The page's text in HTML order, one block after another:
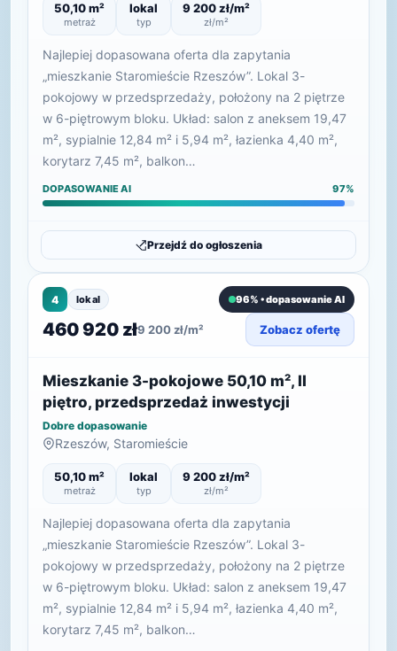
50,10 m²
metraż
lokal
typ
9 200 zł/m²
zł/m²
Najlepiej dopasowana oferta dla zapytania
„mieszkanie Staromieście Rzeszów”. Lokal 3-
pokojowy w przedsprzedaży, położony na 2 piętrze
w 6-piętrowym bloku. Układ: salon z aneksem 19,47
m², sypialnie 12,84 m² i 5,94 m², łazienka 4,40 m²,
korytarz 7,45 m², balkon…
DOPASOWANIE AI 97%
Przejdź do ogłoszenia
4 lokal 96% • dopasowanie AI
460 920 zł9 200 zł/m² Zobacz ofertę
Mieszkanie 3-pokojowe 50,10 m², II
piętro, przedsprzedaż inwestycji
Dobre dopasowanie
Rzeszów, Staromieście
50,10 m²
metraż
lokal
typ
9 200 zł/m²
zł/m²
Najlepiej dopasowana oferta dla zapytania
„mieszkanie Staromieście Rzeszów”. Lokal 3-
pokojowy w przedsprzedaży, położony na 2 piętrze
w 6-piętrowym bloku. Układ: salon z aneksem 19,47
m², sypialnie 12,84 m² i 5,94 m², łazienka 4,40 m²,
korytarz 7,45 m², balkon…